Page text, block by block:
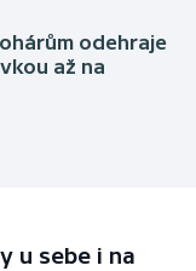
odehraje
až na
u sebe i na